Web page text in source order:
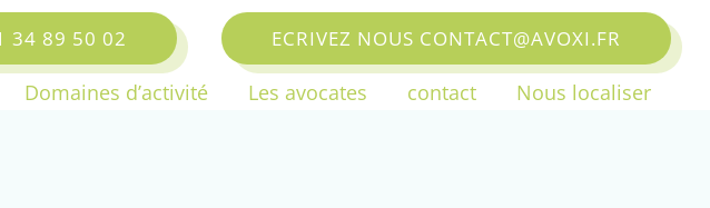
34 89 50 02 ECRIVEZ NOUS CONTACT@AVOXI.FR
Domaines d’activité Les avocates contact Nous localiser